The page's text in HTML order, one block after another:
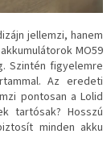
jellemzi, hanem
MO59
Szintén figyelemre
Az eredeti
pontosan a Lolid
tartósak?Hosszú
minden akku